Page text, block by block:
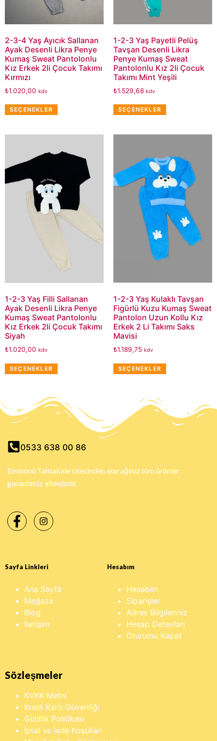
2-3-4 Yaş Ayıcık Sallanan
Ayak Desenli Likra Penye
Kumaş Sweat Pantolonlu
Kız Erkek 2li Çocuk Takımı
Kırmızı
₺1.020,00 kdv
SEÇENEKLER
1-2-3 Yaş Payetli Pelüş
Tavşan Desenli Likra
Penye Kumaş Sweat
Pantolonlu Kız 2li Çocuk
Takımı Mint Yeşili
₺1.529,68 kdv
SEÇENEKLER
1-2-3 Yaş Filli Sallanan
Ayak Desenli Likra Penye
Kumaş Sweat Pantolonlu
Kız Erkek 2li Çocuk Takımı
Siyah
₺1.020,00 kdv
SEÇENEKLER
1-2-3 Yaş Kulaklı Tavşan
Figürlü Kuzu Kumaş Sweat
Pantolon Uzun Kollu Kız
Erkek 2 Li Takımı Saks
Mavisi
₺1.189,75 kdv
SEÇENEKLER
0533 638 00 86
Eminönü Tahtakale sitesinden alacağınız tüm ürünler
garantimiz altındadır.
Sayfa Linkleri
Ana Sayfa
Mağaza
Blog
İletişim
Hesabım
Hesabım
Siparişler
Adres Bilgileriniz
Hesap Detayları
Oturumu Kapat
Sözleşmeler
KVKK Metni
Kredi Kartı Güvenliği
Gizlilik Politikası
İptal ve İade Koşulları